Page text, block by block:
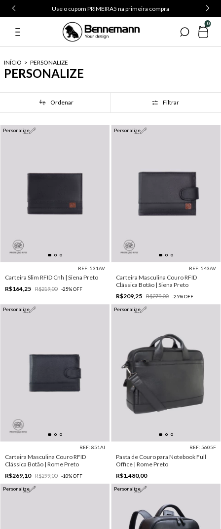
Use o cupom PRIMEIRA5 na primeira compra
0
INÍCIO > PERSONALIZE
PERSONALIZE
Ordenar Filtrar
Personalize
REF: 531AV
Carteira Slim RFID Cnh | Siena Preto
R$164,25
R$219,00 -25%OFF
Personalize
REF: 543AV
Carteira Masculina Couro RFID
Clássica Botão | Siena Preto
R$209,25
R$279,00 -25%OFF
Personalize
REF: 851AI
Carteira Masculina Couro RFID
Clássica Botão | Rome Preto
R$269,10
R$299,00 -10%OFF
Personalize
REF: 5605F
Pasta de Couro para Notebook Full
Office | Rome Preto
R$1.480,00
Personalize Personalize